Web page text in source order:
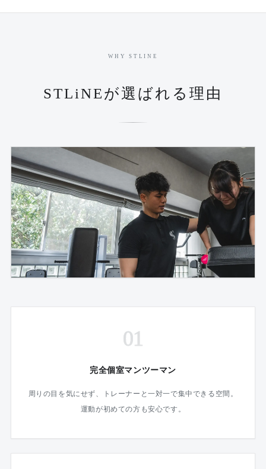
WHY STLINE
STLiNEが選ばれる理由
01
完全個室マンツーマン
周りの目を気にせず、トレーナーと一対一で集中できる空間。
運動が初めての方も安心です。